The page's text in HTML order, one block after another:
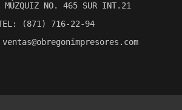
MÚZQUIZ NO. 465 SUR INT.21
(871) 716-22-94